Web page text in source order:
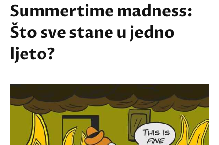
Summertime madness:
Što sve stane u jedno
ljeto?